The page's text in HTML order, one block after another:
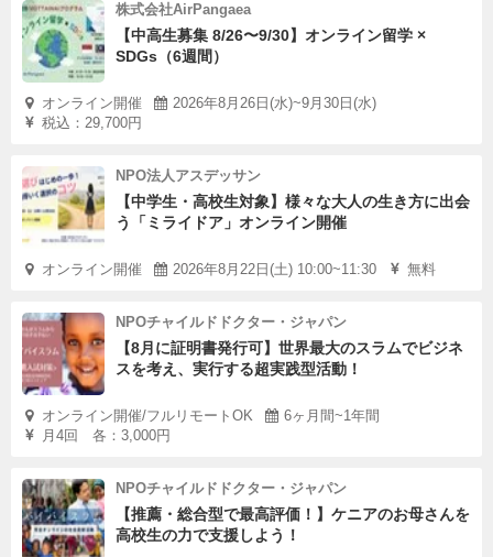
株式会社AirPangaea
【中高生募集 8/26〜9/30】オンライン留学 ×
SDGs（6週間）
オンライン開催
2026年8月26日(水)~9月30日(水)
税込：29,700円
NPO法人アスデッサン
【中学生・高校生対象】様々な大人の生き方に出会
う「ミライドア」オンライン開催
オンライン開催 2026年8月22日(土) 10:00~11:30 無料
NPOチャイルドドクター・ジャパン
【8月に証明書発行可】世界最大のスラムでビジネ
スを考え、実行する超実践型活動！
オンライン開催/フルリモートOK
6ヶ月間~1年間
月4回 各：3,000円
NPOチャイルドドクター・ジャパン
【推薦・総合型で最高評価！】ケニアのお母さんを
高校生の力で支援しよう！